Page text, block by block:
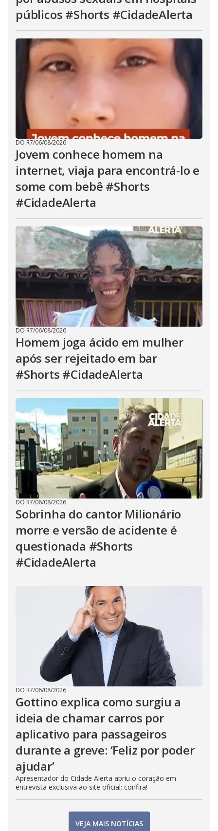
públicos #Shorts #CidadeAlerta
DO R7/06/08/2026
Jovem conhece homem na
internet, viaja para encontrá-lo e
some com bebê #Shorts
#CidadeAlerta
DO R7/06/08/2026
Homem joga ácido em mulher
após ser rejeitado em bar
#Shorts #CidadeAlerta
DO R7/06/08/2026
Sobrinha do cantor Milionário
morre e versão de acidente é
questionada #Shorts
#CidadeAlerta
DO R7/06/08/2026
Gottino explica como surgiu a
ideia de chamar carros por
aplicativo para passageiros
durante a greve: ‘Feliz por poder
ajudar’
Apresentador do Cidade Alerta abriu o coração em
entrevista exclusiva ao site oficial; confira!
VEJA MAIS NOTÍCIAS